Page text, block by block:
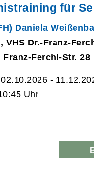
für
Daniela
VHS Dr.-Franz-
Franz-Ferchl-Str. 28
-
Uhr